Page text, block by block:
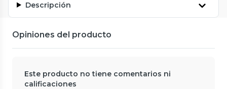
Descripción
Opiniones del producto
Este producto no tiene comentarios ni
calificaciones